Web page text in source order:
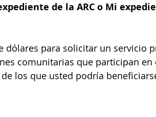
de la ARC o Mi
dólares para solicitar un servicio
comunitarias que participan en
los que usted podría